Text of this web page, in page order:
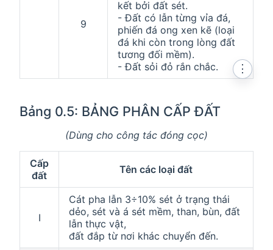
9
kết bởi đất sét.
- Đất có lẫn từng vỉa đá,
phiến đá ong xen kẽ (loại
đá khi còn trong lòng đất
tương đối mềm).
- Đất sỏi đỏ rắn chắc.
Bảng 0.5: BẢNG PHÂN CẤP ĐẤT
⋮
(Dùng cho công tác đóng cọc)
Cấp
đất
Tên các loại đất
I
Cát pha lẫn 3÷10% sét ở trạng thái
dẻo, sét và á sét mềm, than, bùn, đất
lẫn thực vật,
đất đắp từ nơi khác chuyển đến.